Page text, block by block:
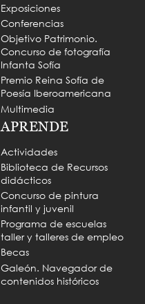
Exposiciones
Conferencias
Objetivo Patrimonio.
Concurso de fotografía
Infanta Sofía
Premio Reina Sofía de
Poesía Iberoamericana
Multimedia
APRENDE
Actividades
Biblioteca de Recursos
didácticos
Concurso de pintura
infantil y juvenil
Programa de escuelas
taller y talleres de empleo
Becas
Galeón. Navegador de
contenidos históricos